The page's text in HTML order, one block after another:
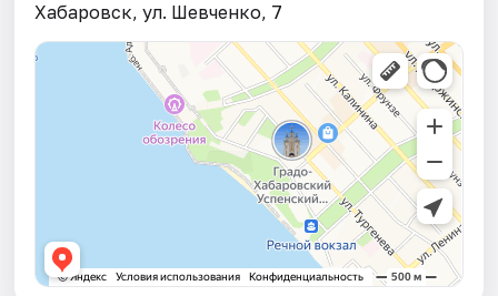
Хабаровск, ул. Шевченко, 7